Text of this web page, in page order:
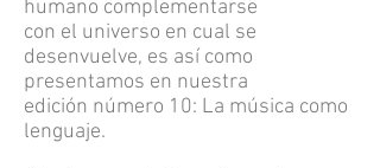
humano complementarse
con el universo en cual se
desenvuelve, es así como
presentamos en nuestra
edición número 10: La música como
lenguaje.